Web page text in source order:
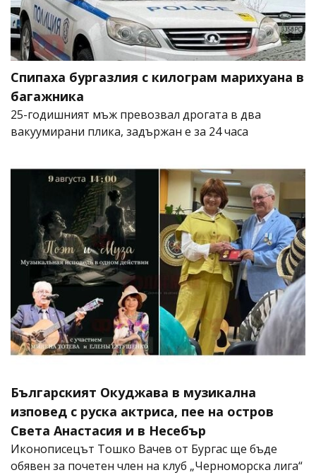
Спипаха бургазлия с килограм марихуана в
багажника
25-годишният мъж превозвал дрогата в два
вакуумирани плика, задържан е за 24 часа
Българският Окуджава в музикална
изповед с руска актриса, пее на остров
Света Анастасия и в Несебър
Иконописецът Тошко Вачев от Бургас ще бъде
обявен за почетен член на клуб „Черноморска лига“